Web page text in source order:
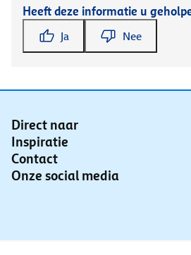
Heeft deze informatie u
Ja Nee
Direct naar
Inspiratie
Contact
Onze social media